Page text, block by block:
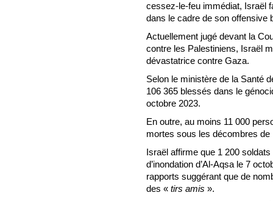
cessez-le-feu immédiat, Israël
dans le cadre de son offensive
Actuellement jugé devant la
contre les Palestiniens, Israël
dévastatrice contre Gaza.
Selon le ministère de la Santé
106 365 blessés dans le
octobre 2023.
En outre, au moins 11 000
mortes sous les décombres
Israël affirme que 1 200
d’inondation d’Al-Aqsa le 7
rapports suggérant que de
des « tirs amis ».